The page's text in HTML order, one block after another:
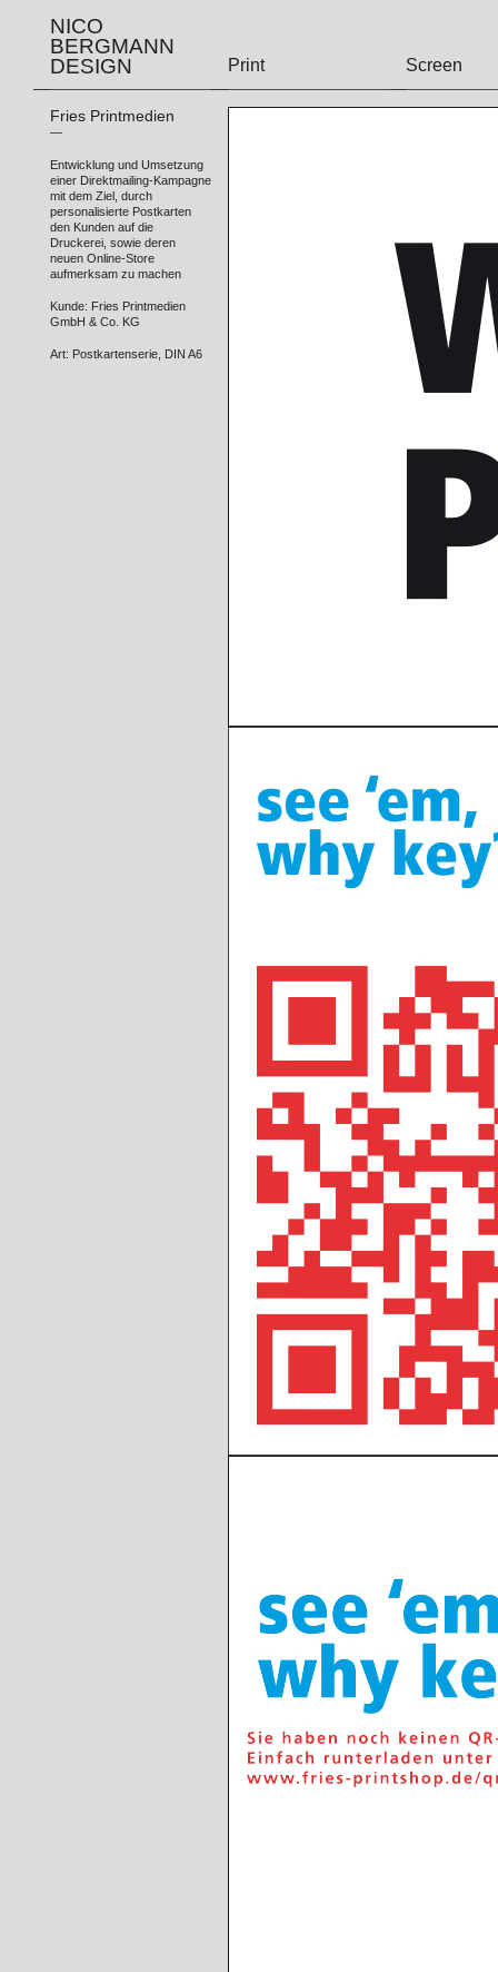
NICO
BERGMANN
DESIGN
Print Screen
Fries Printmedien
—
Entwicklung und Umsetzung
einer Direktmailing-Kampagne
mit dem Ziel, durch
personalisierte Postkarten
den Kunden auf die
Druckerei, sowie deren
neuen Online-Store
aufmerksam zu machen
Kunde: Fries Printmedien
GmbH & Co. KG
Art: Postkartenserie, DIN A6